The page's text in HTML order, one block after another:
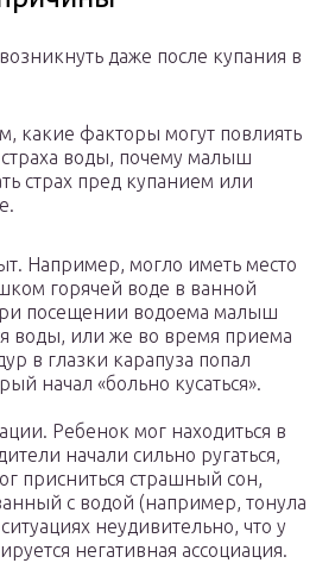
даже после купания в
какие факторы могут повлиять
воды, почему малыш
страх пред купанием или
Например, могло иметь место
горячей воде в ванной
посещении водоема малыш
воды, или же во время приема
в глазки карапуза попал
начал «больно кусаться».
Ребенок мог находиться в
начали сильно ругаться,
присниться страшный сон,
с водой (например, тонула
неудивительно, что у
негативная ассоциация.